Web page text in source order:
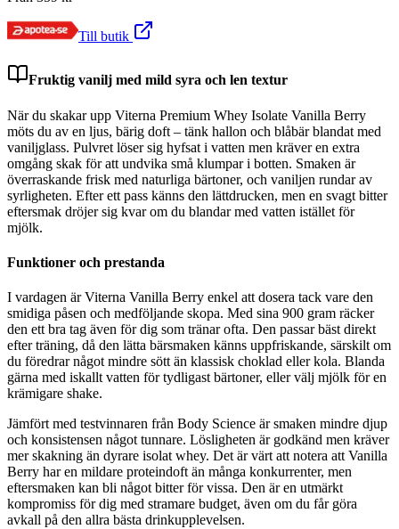
Till butik
Fruktig vanilj med mild syra och len textur
När du skakar upp Viterna Premium Whey Isolate Vanilla Berry
möts du av en ljus, bärig doft – tänk hallon och blåbär blandat med
vaniljglass. Pulvret löser sig hyfsat i vatten men kräver en extra
omgång skak för att undvika små klumpar i botten. Smaken är
överraskande frisk med naturliga bärtoner, och vaniljen rundar av
syrligheten. Efter ett pass känns den lättdrucken, men en svagt bitter
eftersmak dröjer sig kvar om du blandar med vatten istället för
mjölk.
Funktioner och prestanda
I vardagen är Viterna Vanilla Berry enkel att dosera tack vare den
smidiga påsen och medföljande skopa. Med sina 900 gram räcker
den ett bra tag även för dig som tränar ofta. Den passar bäst direkt
efter träning, då den lätta bärsmaken känns uppfriskande, särskilt om
du föredrar något mindre sött än klassisk choklad eller kola. Blanda
gärna med iskallt vatten för tydligast bärtoner, eller välj mjölk för en
krämigare shake.
Jämfört med testvinnaren från Body Science är smaken mindre djup
och konsistensen något tunnare. Lösligheten är godkänd men kräver
mer skakning än dyrare isolat whey. Det är värt att notera att Vanilla
Berry har en mildare proteindoft än många konkurrenter, men
eftersmaken kan bli något bitter för vissa. Den är en utmärkt
kompromiss för dig med stramare budget, även om du får göra
avkall på den allra bästa drinkupplevelsen.